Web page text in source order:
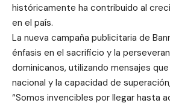
históricamente ha contribuido al
en el país.
La nueva campaña publicitaria de
énfasis en el sacrificio y la
dominicanos, utilizando mensajes
nacional y la capacidad de
“Somos invencibles por llegar hasta